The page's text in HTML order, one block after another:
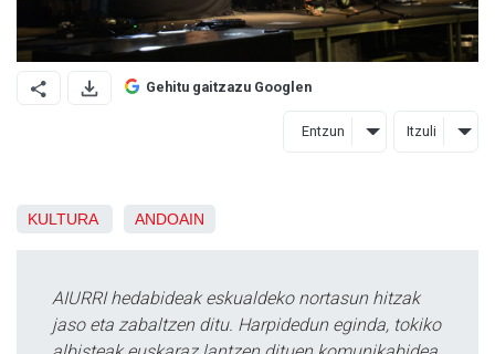
Gehitu gaitzazu Googlen
Entzun Itzuli
KULTURA ANDOAIN
AIURRI hedabideak eskualdeko nortasun hitzak
jaso eta zabaltzen ditu. Harpidedun eginda, tokiko